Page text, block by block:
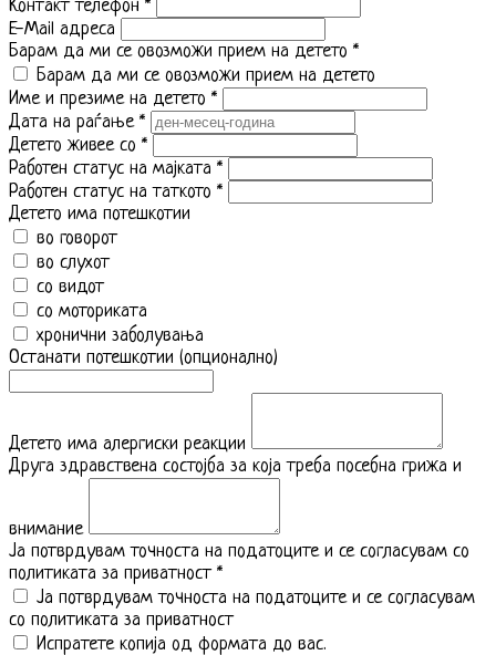
Контакт телефон *
E-Mail адреса
Барам да ми се овозможи прием на детето *
Барам да ми се овозможи прием на детето
Име и презиме на детето *
Дата на раѓање *
Детето живее со *
Работен статус на мајката *
Работен статус на таткото *
Детето има потешкотии
во говорот
во слухот
со видот
со моториката
хронични заболувања
Останати потешкотии (опционално)
Детето има алергиски реакции
Друга здравствена состојба за која треба посебна грижа и
внимание
Ја потврдувам точноста на податоците и се согласувам со
политиката за приватност *
Ја потврдувам точноста на податоците и се согласувам
со политиката за приватност
Испратете копија од формата до вас.